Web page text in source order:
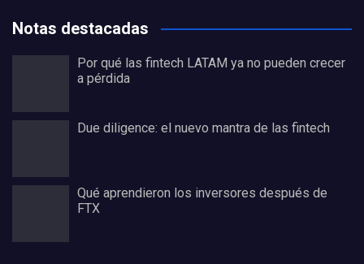
Notas destacadas
Por qué las fintech LATAM ya no pueden crecer
a pérdida
Due diligence: el nuevo mantra de las fintech
Qué aprendieron los inversores después de
FTX